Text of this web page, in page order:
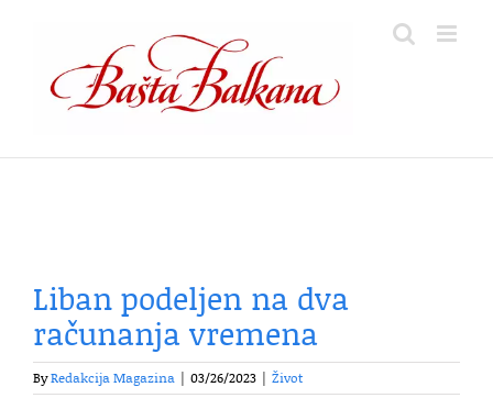
content
Liban podeljen na dva
računanja vremena
ByRedakcija Magazina 03/26/2023 Život